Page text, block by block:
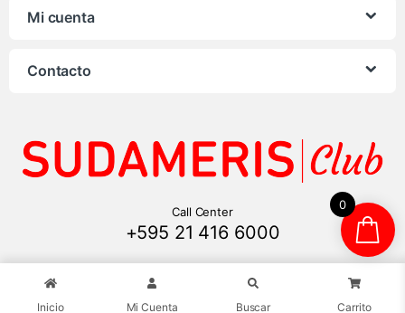
Mi cuenta
Contacto
Call Center
+595 21 416 6000
Inicio Mi Cuenta Buscar Carrito
0